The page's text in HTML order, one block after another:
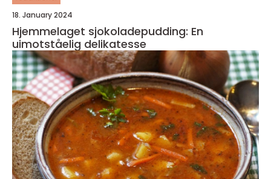
18. January 2024
Hjemmelaget sjokoladepudding: En
uimotståelig delikatesse